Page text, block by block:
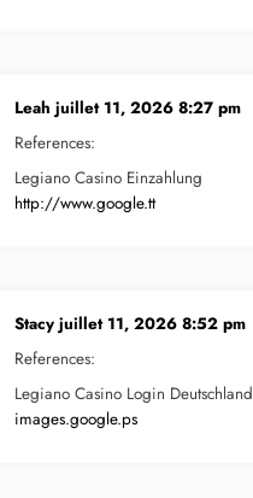
Leah juillet 11, 2026 8:27 pm
References:
Legiano Casino Einzahlung
http://www.google.tt
Stacy juillet 11, 2026 8:52 pm
References:
Legiano Casino Login Deutschland
images.google.ps